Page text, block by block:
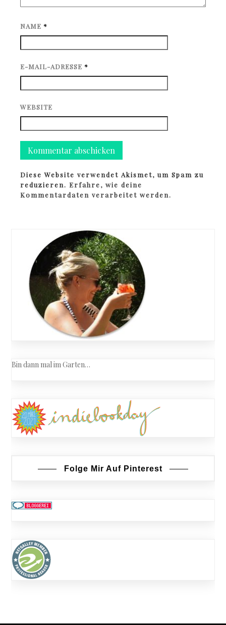
NAME *
E-MAIL-ADRESSE *
WEBSITE
Diese Website verwendet Akismet, um Spam zu
reduzieren.Erfahre, wie deine
Kommentardaten verarbeitet werden.
Bin dann mal im Garten…
Folge Mir Auf Pinterest